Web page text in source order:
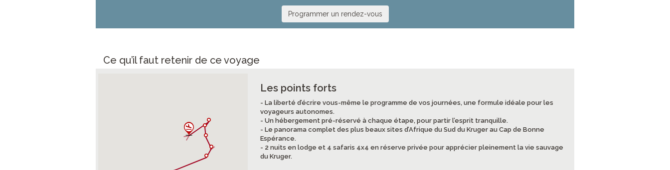
Programmer un rendez-vous
Ce qu’il faut retenir de ce voyage
Les points forts
- La liberté d’écrire vous-même le programme de vos journées, une formule idéale pour les
voyageurs autonomes.
- Un hébergement pré-réservé à chaque étape, pour partir l’esprit tranquille.
- Le panorama complet des plus beaux sites d’Afrique du Sud du Kruger au Cap de Bonne
Espérance.
- 2 nuits en lodge et 4 safaris 4x4 en réserve privée pour apprécier pleinement la vie sauvage
du Kruger.